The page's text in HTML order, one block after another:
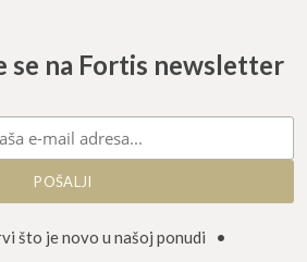
se na Fortis newsletter
što je novo u našoj ponudi •